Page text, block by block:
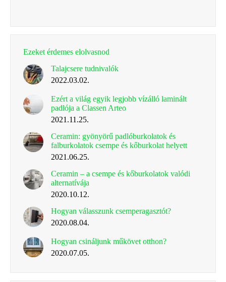
Ezeket érdemes elolvasnod
Talajcsere tudnivalók
2022.03.02.
Ezért a világ egyik legjobb vízálló laminált
padlója a Classen Arteo
2021.11.25.
Ceramin: gyönyörű padlóburkolatok és
falburkolatok csempe és kőburkolat helyett
2021.06.25.
Ceramin – a csempe és kőburkolatok valódi
alternatívája
2020.10.12.
Hogyan válasszunk csemperagasztót?
2020.08.04.
Hogyan csináljunk műkövet otthon?
2020.07.05.